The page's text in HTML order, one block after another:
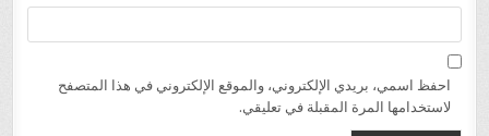
احفظ اسمي، بريدي الإلكتروني، والموقع الإلكتروني في هذا المتصفح
لاستخدامها المرة المقبلة في تعليقي.